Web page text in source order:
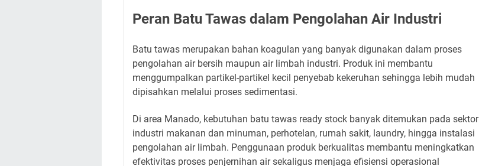
Peran Batu Tawas dalam Pengolahan Air Industri
Batu tawas merupakan bahan koagulan yang banyak digunakan dalam proses
pengolahan air bersih maupun air limbah industri. Produk ini membantu
menggumpalkan partikel-partikel kecil penyebab kekeruhan sehingga lebih mudah
dipisahkan melalui proses sedimentasi.
Di area Manado, kebutuhan batu tawas ready stock banyak ditemukan pada sektor
industri makanan dan minuman, perhotelan, rumah sakit, laundry, hingga instalasi
pengolahan air limbah. Penggunaan produk berkualitas membantu meningkatkan
efektivitas proses penjernihan air sekaligus menjaga efisiensi operasional